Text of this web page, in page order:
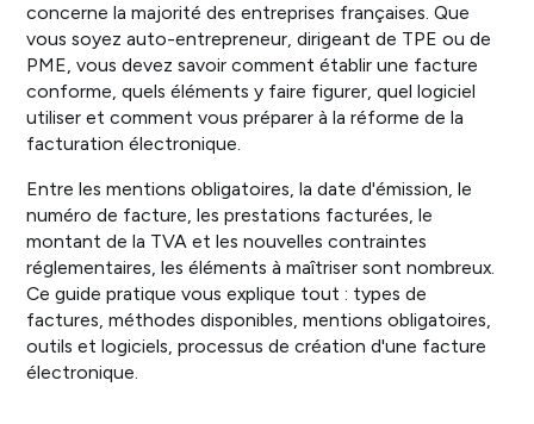
concerne la majorité des entreprises françaises. Que
vous soyez auto-entrepreneur, dirigeant de TPE ou de
PME, vous devez savoir comment établir une facture
conforme, quels éléments y faire figurer, quel logiciel
utiliser et comment vous préparer à la réforme de la
facturation électronique.
Entre les mentions obligatoires, la date d'émission, le
numéro de facture, les prestations facturées, le
montant de la TVA et les nouvelles contraintes
réglementaires, les éléments à maîtriser sont nombreux.
Ce guide pratique vous explique tout : types de
factures, méthodes disponibles, mentions obligatoires,
outils et logiciels, processus de création d'une facture
électronique.